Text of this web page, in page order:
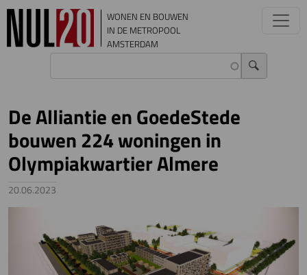
Overslaan en naar de inhoud gaan
WONEN EN BOUWEN
IN DE METROPOOL
AMSTERDAM
De Alliantie en GoedeStede
bouwen 224 woningen in
Olympiakwartier Almere
20.06.2023